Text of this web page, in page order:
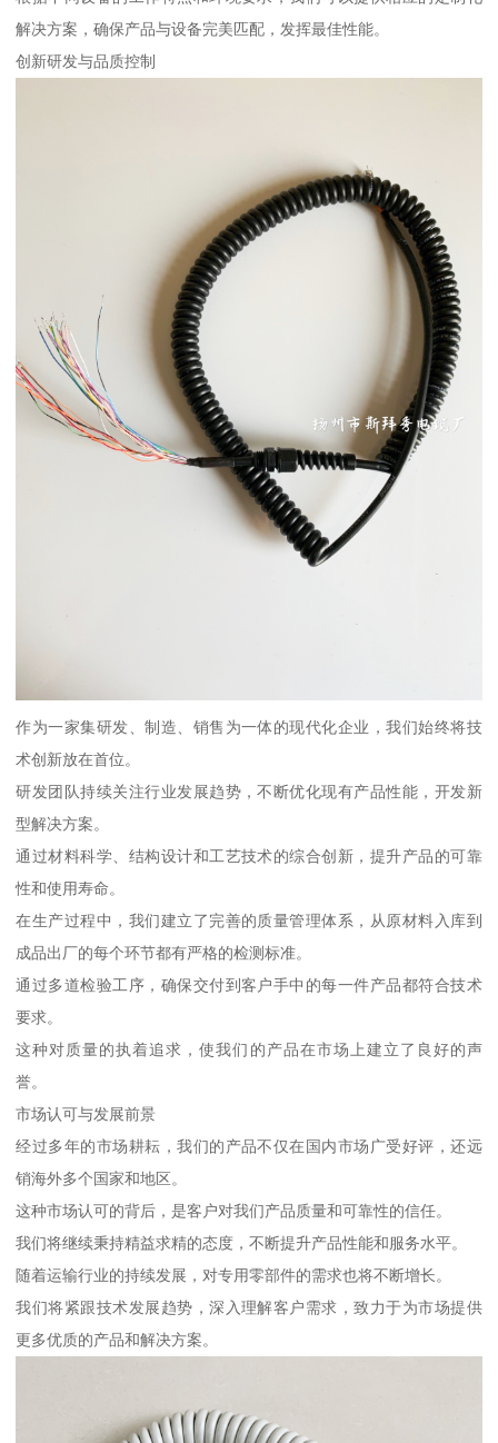
解决方案，确保产品与设备完美匹配，发挥最佳性能。
创新研发与品质控制
作为一家集研发、制造、销售为一体的现代化企业，我们始终将技
术创新放在首位。
研发团队持续关注行业发展趋势，不断优化现有产品性能，开发新
型解决方案。
通过材料科学、结构设计和工艺技术的综合创新，提升产品的可靠
性和使用寿命。
在生产过程中，我们建立了完善的质量管理体系，从原材料入库到
成品出厂的每个环节都有严格的检测标准。
通过多道检验工序，确保交付到客户手中的每一件产品都符合技术
要求。
这种对质量的执着追求，使我们的产品在市场上建立了良好的声
誉。
市场认可与发展前景
经过多年的市场耕耘，我们的产品不仅在国内市场广受好评，还远
销海外多个国家和地区。
这种市场认可的背后，是客户对我们产品质量和可靠性的信任。
我们将继续秉持精益求精的态度，不断提升产品性能和服务水平。
随着运输行业的持续发展，对专用零部件的需求也将不断增长。
我们将紧跟技术发展趋势，深入理解客户需求，致力于为市场提供
更多优质的产品和解决方案。